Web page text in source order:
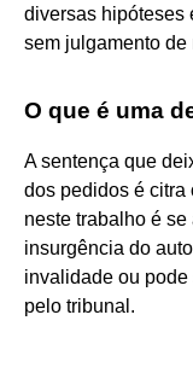
diversas hipóteses
sem julgamento de
O que é uma
A sentença que
dos pedidos é citra
neste trabalho é
insurgência do
invalidade ou
pelo tribunal.